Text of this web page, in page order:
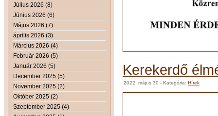
Július 2026 (8)
Június 2026 (6)
Május 2026 (7)
április 2026 (3)
Március 2026 (4)
Február 2026 (5)
Január 2026 (5)
December 2025 (5)
November 2025 (2)
Október 2025 (2)
Szeptember 2025 (4)
Kerekerdő
2022. május 30 - Kategória: Hírek